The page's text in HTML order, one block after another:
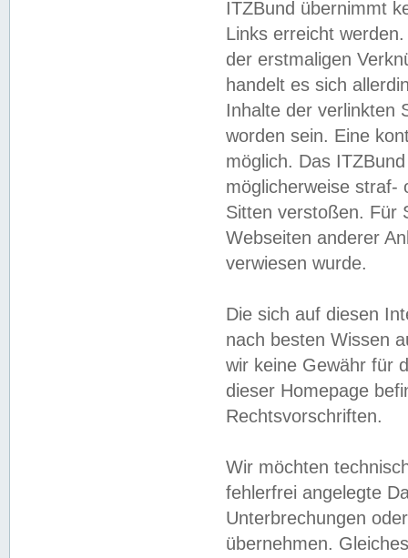
ITZBund übernimmt
Links erreicht
der erstmaligen
handelt es sich
Inhalte der verlinkten
worden sein. Eine
möglich. Das
möglicherweise straf-
Sitten verstoßen. Für
Webseiten anderer
verwiesen wurde.
Die sich auf diesen
nach besten Wissen
wir keine Gewähr für
dieser Homepage
Rechtsvorschriften.
Wir möchten
fehlerfrei angelegte
Unterbrechungen
übernehmen.